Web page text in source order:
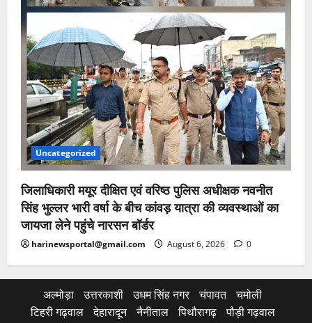
Uncategorized
जिलाधिकारी मयूर दीक्षित एवं वरिष्ठ पुलिस अधीक्षक नवनीत
सिंह भुल्लर भारी वर्षा के बीच कांवड़ यात्रा की व्यवस्थाओं का
जायजा लेने पहुंचे नारसन बॉर्डर
harinewsportal@gmail.com August 6, 2026 0
अल्मोड़ा उत्तरकाशी उधम सिंह नगर चंपावत
चमोली
टिहरी गढ़वाल
देहारादून नैनीताल पिथौरागढ़
पौड़ी गढ़वाल